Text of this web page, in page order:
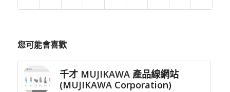
您可能會喜歡
千才 MUJIKAWA 產品線網站
(MUJIKAWA Corporation)